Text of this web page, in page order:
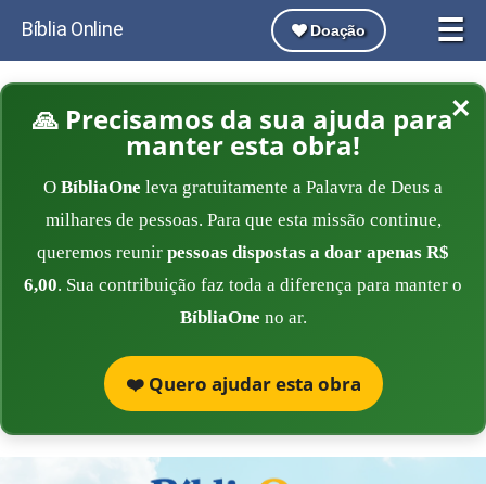
☰
Bíblia Online Doação
×
🙏 Precisamos da sua ajuda para
manter esta obra!
O BíbliaOne leva gratuitamente a Palavra de Deus a
milhares de pessoas. Para que esta missão continue,
queremos reunir pessoas dispostas a doar apenas R$
6,00. Sua contribuição faz toda a diferença para manter o
BíbliaOne no ar.
❤️ Quero ajudar esta obra